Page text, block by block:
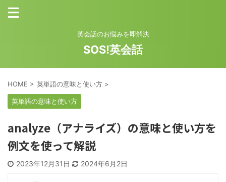
英会話のお悩みを即解決
SOS!英会話
HOME > 英単語の意味と使い方 >
英単語の意味と使い方
analyze（アナライズ）の意味と使い方を
例文を使って解説
2023年12月31日 2024年6月2日